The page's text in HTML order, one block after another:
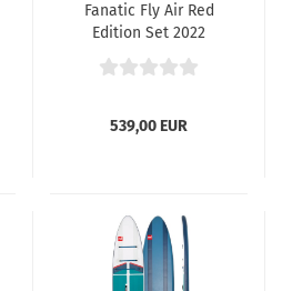
Fanatic Fly Air Red
Edition Set 2022
539,00 EUR